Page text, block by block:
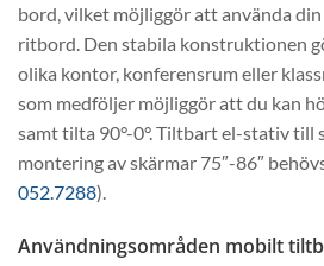
bord, vilket möjliggör att använda
ritbord. Den stabila konstruktionen
olika kontor, konferensrum eller
som medföljer möjliggör att du kan
samt tilta 90°-0°. Tiltbart el-stativ till
montering av skärmar 75″-86″
052.7288).
Användningsområden mobilt